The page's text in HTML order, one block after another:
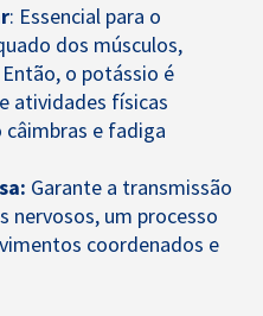
: Essencial para o
dos músculos,
o potássio é
atividades físicas
câimbras e fadiga
Garante a transmissão
nervosos, um processo
coordenados e